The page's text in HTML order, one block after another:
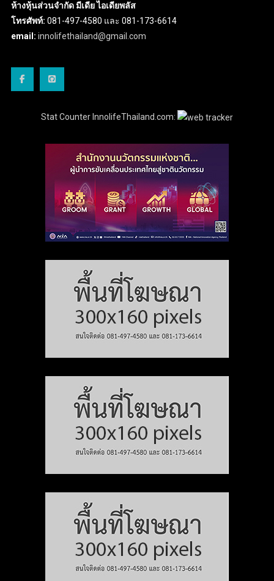
ห้างหุ้นส่วนจำกัด มีเดีย ไอเดียพลัส
โทรศัพท์: 081-497-4580 และ 081-173-6614
email: innolifethailand@gmail.com
Stat Counter InnolifeThailand.com: